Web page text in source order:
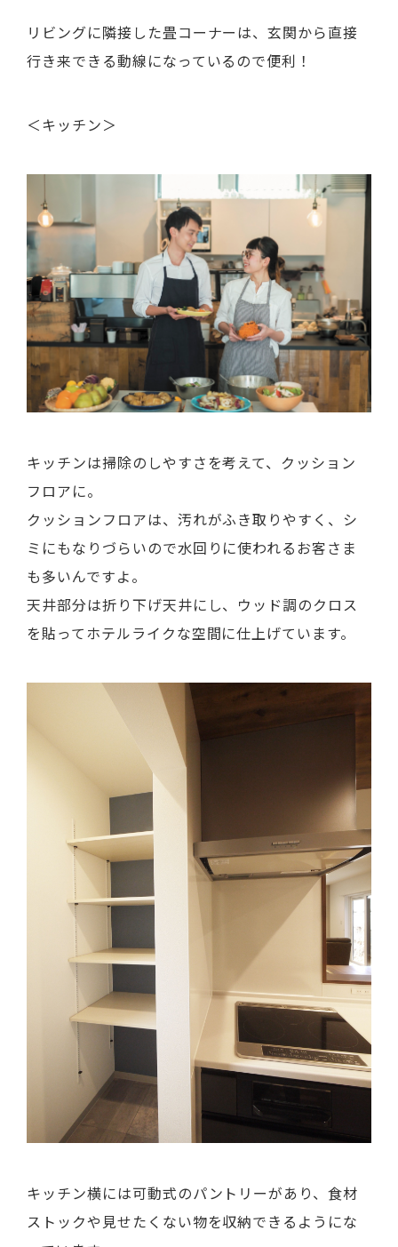
リビングに隣接した畳コーナーは、玄関から直接
行き来できる動線になっているので便利！
＜キッチン＞
キッチンは掃除のしやすさを考えて、クッション
フロアに。
クッションフロアは、汚れがふき取りやすく、シ
ミにもなりづらいので水回りに使われるお客さま
も多いんですよ。
天井部分は折り下げ天井にし、ウッド調のクロス
を貼ってホテルライクな空間に仕上げています。
キッチン横には可動式のパントリーがあり、食材
ストックや見せたくない物を収納できるようにな